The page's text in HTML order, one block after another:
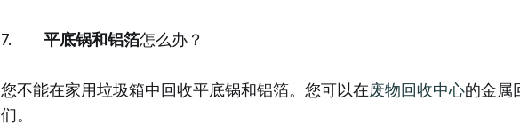
7. 平底锅和铝箔怎么办？
您不能在家用垃圾箱中回收平底锅和铝箔。您可以在废物回收中心的金属
们。